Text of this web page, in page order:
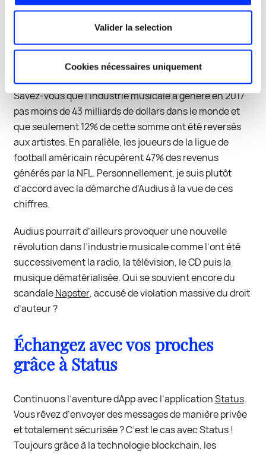
Valider la selection
Cookies nécessaires uniquement
technologie blockchain (initialement Ethereum puis
Solana) avec un token ERC-20. Audius souhaite
créations et ainsi bénéficier directement des revenus
Savez-vous que l’industrie musicale a généré en 2017
pas moins de 43 milliards de dollars dans le monde et
que seulement 12% de cette somme ont été reversés
aux artistes. En parallèle, les joueurs de la ligue de
football américain récupèrent 47% des revenus
générés par la NFL. Personnellement, je suis plutôt
d’accord avec la démarche d’Audius à la vue de ces
chiffres.
Audius pourrait d’ailleurs provoquer une nouvelle
révolution dans l’industrie musicale comme l’ont été
successivement la radio, la télévision, le CD puis la
musique dématérialisée. Qui se souvient encore du
scandaleNapster, accuséde violation massive du droit
d’auteur ?
Échangez avec vos proches
grâce à Status
Continuons l’aventure dApp avec l’applicationStatus.
Vous rêvez d’envoyer des messages de manière privée
et totalement sécurisée ? C’est le cas avec Status !
Toujours grâce à la technologie blockchain, les